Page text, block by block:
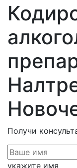
Получи
укажите имя